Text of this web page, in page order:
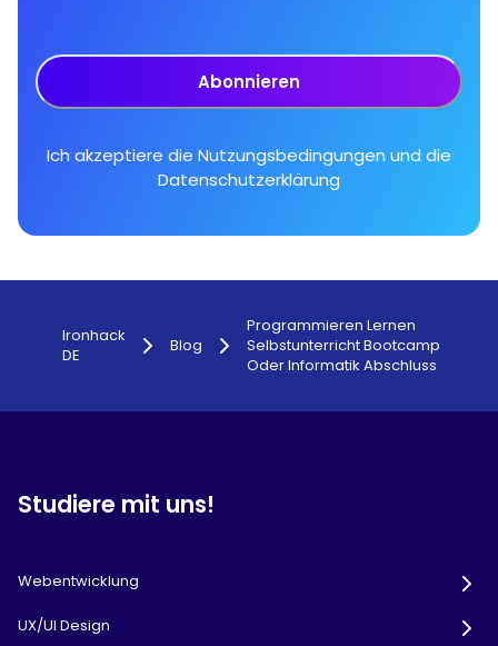
Abonnieren
Ich akzeptiere die Nutzungsbedingungen und die
Datenschutzerklärung
Ironhack
DE
Blog
Programmieren Lernen
Selbstunterricht Bootcamp
Oder Informatik Abschluss
Studiere mit uns!
Webentwicklung
UX/UI Design